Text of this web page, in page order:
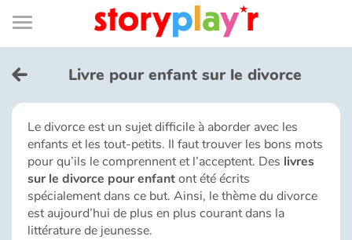
Connexion
Bibliothèque
de
page
Menu
Je me connecte
Tester gratuitement
Bibliothèque
Livre pour enfant sur le divorce
Le divorce est un sujet difficile à aborder avec les
enfants et les tout-petits. Il faut trouver les bons mots
pour qu’ils le comprennent et l’acceptent. Des livres
sur le divorce pour enfantont été écrits
spécialement dans ce but. Ainsi, le thème du divorce
est aujourd’hui de plus en plus courant dans la
littérature de jeunesse.